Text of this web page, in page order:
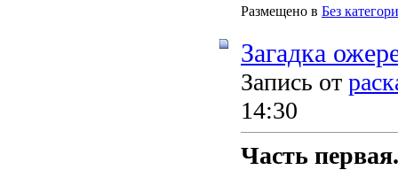
Размещено в Без
Загадка
Запись от
14:30
Часть